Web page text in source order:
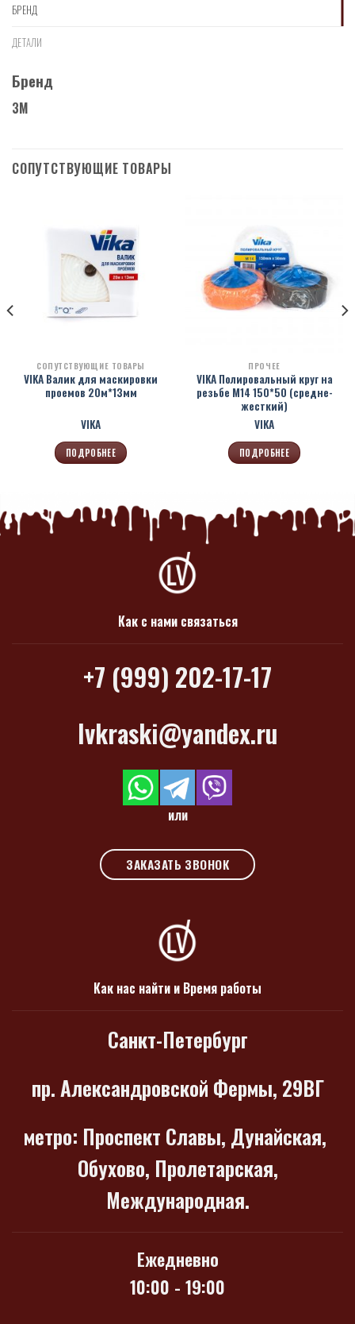
БРЕНД
ДЕТАЛИ
Бренд
3M
СОПУТСТВУЮЩИЕ ТОВАРЫ
СОПУТСТВУЮЩИЕ ТОВАРЫ
VIKA Валик для маскировки
проемов 20м*13мм
VIKA
ПОДРОБНЕЕ
ПРОЧЕЕ
VIKA Полировальный круг на
резьбе М14 150*50 (средне-
жесткий)
VIKA
ПОДРОБНЕЕ
Как с нами связаться
+7 (999) 202-17-17
lvkraski@yandex.ru
или
ЗАКАЗАТЬ ЗВОНОК
Как нас найти и Время работы
Санкт-Петербург
пр. Александровской Фермы, 29ВГ
метро: Проспект Славы, Дунайская,
Обухово, Пролетарская,
Международная.
Ежедневно
10:00 - 19:00